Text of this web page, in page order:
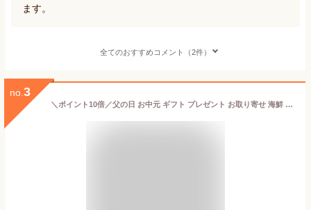
ます。
全てのおすすめコメント（2件）
no. 3
＼ポイント10倍／父の日 お中元 ギフト プレゼント お取り寄せ 海鮮 グルメ おまかせ干物セット5000円【国産】 産地直送 こだわり 食品 手作り 福袋 送料無料 誕生日 訳あり 記念日 魚 福袋 小田原 山市 通販 老舗 バーベキュー